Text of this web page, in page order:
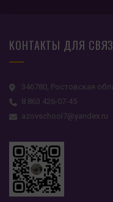
КОНТАКТЫ ДЛЯ
346780, Ростовская
8 863 426-07-45
azovschool7@yandex.ru